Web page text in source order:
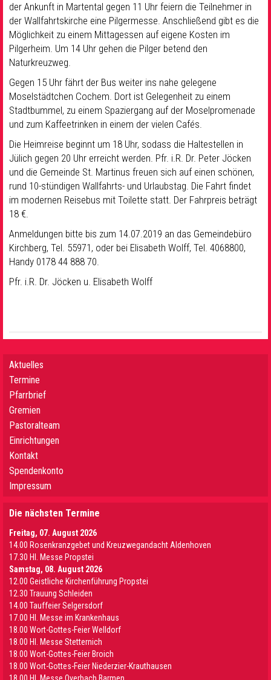
der Ankunft in Martental gegen 11 Uhr feiern die Teilnehmer in
der Wallfahrtskirche eine Pilgermesse. Anschließend gibt es die
Möglichkeit zu einem Mittagessen auf eigene Kosten im
Pilgerheim. Um 14 Uhr gehen die Pilger betend den
Naturkreuzweg.
Gegen 15 Uhr fährt der Bus weiter ins nahe gelegene
Moselstädtchen Cochem. Dort ist Gelegenheit zu einem
Stadtbummel, zu einem Spaziergang auf der Moselpromenade
und zum Kaffeetrinken in einem der vielen Cafés.
Die Heimreise beginnt um 18 Uhr, sodass die Haltestellen in
Jülich gegen 20 Uhr erreicht werden. Pfr. i.R. Dr. Peter Jöcken
und die Gemeinde St. Martinus freuen sich auf einen schönen,
rund 10-stündigen Wallfahrts- und Urlaubstag. Die Fahrt findet
im modernen Reisebus mit Toilette statt. Der Fahrpreis beträgt
18 €.
Anmeldungen bitte bis zum 14.07.2019 an das Gemeindebüro
Kirchberg, Tel. 55971, oder bei Elisabeth Wolff, Tel. 4068800,
Handy 0178 44 888 70.
Pfr. i.R. Dr. Jöcken u. Elisabeth Wolff
Aktuelles
Termine
Pfarrbrief
Gremien
Pastoralteam
Einrichtungen
Kontakt
Spendenkonto
Impressum
Die nächsten Termine
Freitag, 07. August 2026
14.00 Rosenkranzgebet und Kreuzwegandacht Aldenhoven
17.30 Hl. Messe Propstei
Samstag, 08. August 2026
12.00 Geistliche Kirchenführung Propstei
12.30 Trauung Schleiden
14.00 Tauffeier Selgersdorf
17.00 Hl. Messe im Krankenhaus
18.00 Wort-Gottes-Feier Welldorf
18.00 Hl. Messe Stetternich
18.00 Wort-Gottes-Feier Broich
18.00 Wort-Gottes-Feier Niederzier-Krauthausen